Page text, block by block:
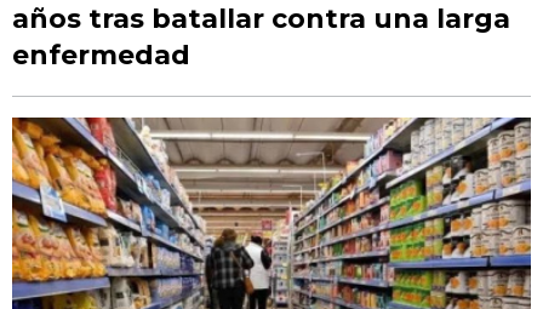
años tras batallar contra una larga
enfermedad